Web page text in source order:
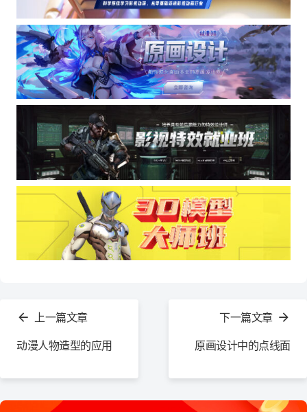
上一篇文章
动漫人物造型的应用
下一篇文章
原画设计中的点线面